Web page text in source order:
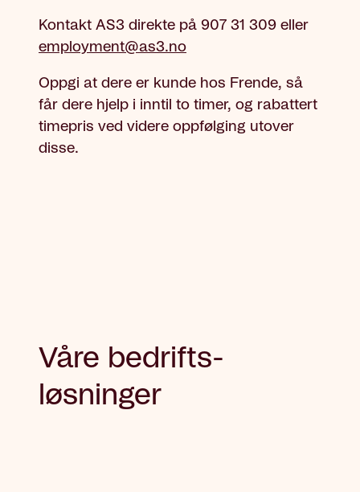
Kontakt AS3 direkte på 907 31 309 eller
employment@as3.no
Oppgi at dere er kunde hos Frende, så
får dere hjelp i inntil to timer, og rabattert
timepris ved videre oppfølging utover
disse.
Våre bedrifts­
løsninger